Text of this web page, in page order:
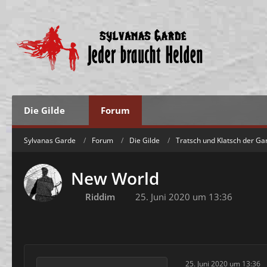
Die Gilde Forum
Sylvanas Garde Forum Die Gilde Tratsch und Klatsch der
New World
Riddim 25. Juni 2020 um 13:36
25. Juni 2020 um 13:36